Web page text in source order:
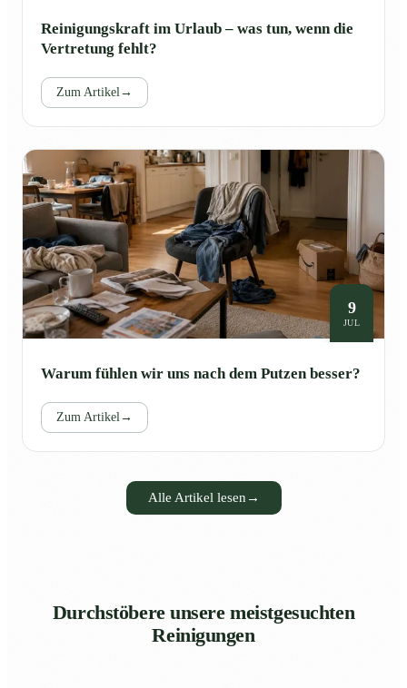
Reinigungskraft im Urlaub – was tun, wenn die
Vertretung fehlt?
Zum Artikel→
9
JUL
Warum fühlen wir uns nach dem Putzen besser?
Zum Artikel→
Alle Artikel lesen →
Durchstöbere unsere meistgesuchten
Reinigungen